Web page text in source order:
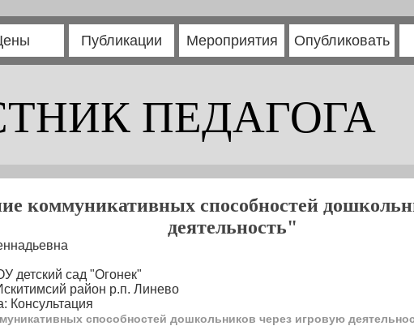
Публикации Мероприятия Опубликовать
ПЕДАГОГА
коммуникативных способностей
деятельность"
детский сад "Огонек"
район р.п. Линево
Консультация
способностей дошкольников через игровую